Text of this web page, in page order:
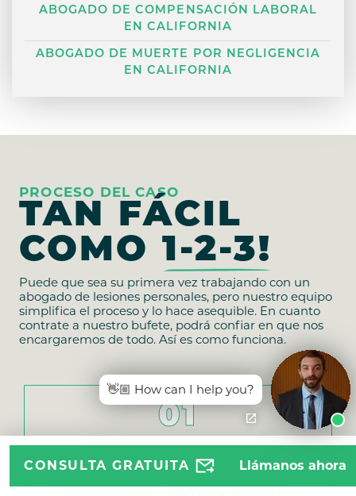
ABOGADO DE COMPENSACIÓN LABORAL
EN CALIFORNIA
ABOGADO DE MUERTE POR NEGLIGENCIA
EN CALIFORNIA
PROCESO DEL CASO
TAN FÁCIL
COMO 1-2-3!
Puede que sea su primera vez trabajando con un
abogado de lesiones personales, pero nuestro equipo
simplifica el proceso y lo hace asequible. En cuanto
contrate a nuestro bufete, podrá confiar en que nos
encargaremos de todo. Así es como funciona.
01
100% CONSULTA GRATUITA
Contacte con uno de nuestros bufetes de
CONSULTA GRATUITA Llámanos ahora
👋🏼 How can I help you?